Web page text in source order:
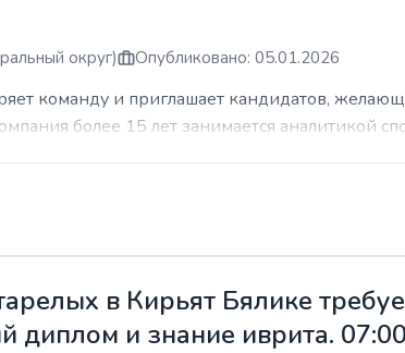
округ) Опубликовано: 05.01.2026
команду и приглашает кандидатов,
более 15 лет занимается аналитикой
в Кирьят Бялике
диплом и знание иврита.